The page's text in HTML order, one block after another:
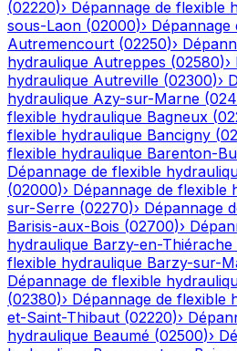
(02220)› Dépannage de flexible
sous-Laon (02000)›
Autremencourt (02250)›
hydraulique Autreppes (02580)›
hydraulique Autreville (02300)›
hydraulique Azy-sur-Marne (
flexible hydraulique Bagneux (
flexible hydraulique Bancigny (
flexible hydraulique Barenton-
Dépannage de flexible
(02000)› Dépannage de flexible
sur-Serre (02270)› Dépannage
Barisis-aux-Bois (02700)›
hydraulique Barzy-en-Thiérache
flexible hydraulique Barzy-sur-
Dépannage de flexible
(02380)› Dépannage de flexible
et-Saint-Thibaut (02220)›
hydraulique Beaumé (02500)›